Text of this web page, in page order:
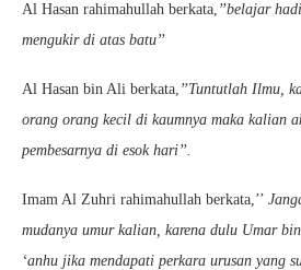
Al Hasan rahimahullah berkata, ’’belajar
mengukir di atas batu’’
Al Hasan bin Ali berkata, ’’Tuntutlah Ilmu,
orang orang kecil di kaumnya maka kalian
pembesarnya di esok hari’’.
Imam Al Zuhri rahimahullah berkata,’’
mudanya umur kalian, karena dulu Umar
‘anhu jika mendapati perkara urusan yang